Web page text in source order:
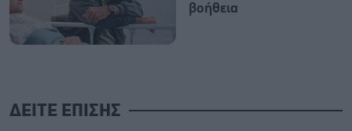
βοήθεια
ΔΕΙΤΕ ΕΠΙΣΗΣ